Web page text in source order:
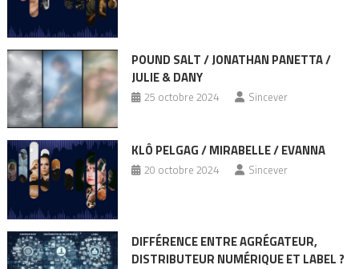
POUND SALT / JONATHAN PANETTA /
JULIE & DANY
25 octobre 2024 Sincever
KLÔ PELGAG / MIRABELLE / EVANNA
20 octobre 2024 Sincever
DIFFÉRENCE ENTRE AGRÉGATEUR,
DISTRIBUTEUR NUMÉRIQUE ET LABEL ?